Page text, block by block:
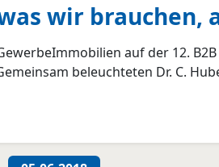
wir brauchen,
auf der 12.
beleuchteten Dr. C.